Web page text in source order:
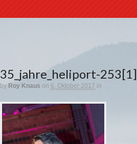
35_jahre_heliport-253[1]
by Roy Knaus on 6. Oktober 2017 in